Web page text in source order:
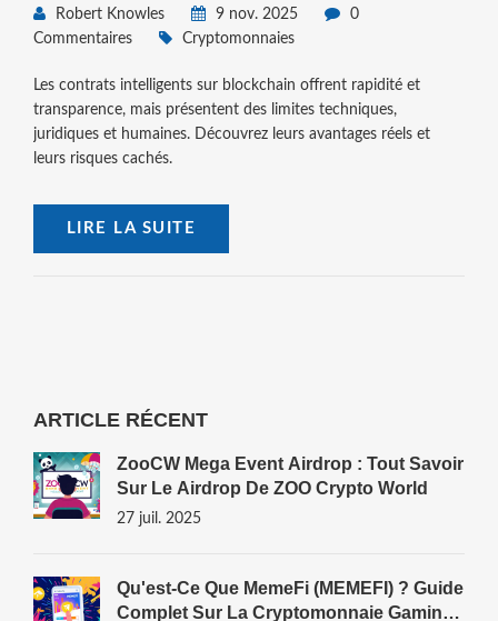
Robert Knowles 9 nov. 2025
0
Commentaires
Cryptomonnaies
Les contrats intelligents sur blockchain offrent rapidité et
transparence, mais présentent des limites techniques,
juridiques et humaines. Découvrez leurs avantages réels et
leurs risques cachés.
LIRE LA SUITE
ARTICLE RÉCENT
ZooCW Mega Event Airdrop : Tout Savoir
Sur Le Airdrop De ZOO Crypto World
27 juil. 2025
Qu'est-Ce Que MemeFi (MEMEFI) ? Guide
Complet Sur La Cryptomonnaie Gaming